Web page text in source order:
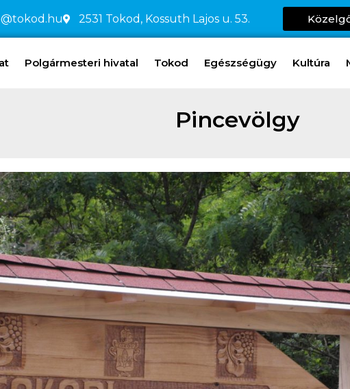
2531 Tokod, Kossuth Lajos u. 53.
Polgármesteri hivatal Tokod Egészségügy Kultúra
Pincevölgy